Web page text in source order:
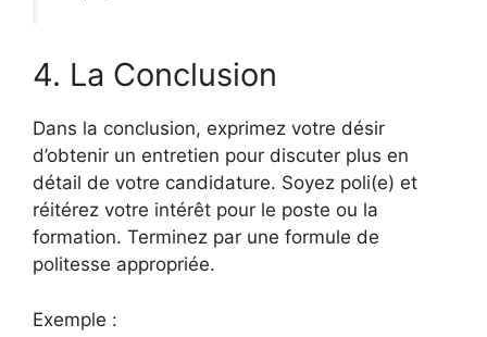
4. La Conclusion
Dans la conclusion, exprimez votre désir
d’obtenir un entretien pour discuter plus en
détail de votre candidature. Soyez poli(e) et
réitérez votre intérêt pour le poste ou la
formation. Terminez par une formule de
politesse appropriée.
Exemple :